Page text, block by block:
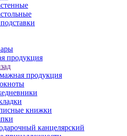
продукция
продукция
книжки
канцелярский